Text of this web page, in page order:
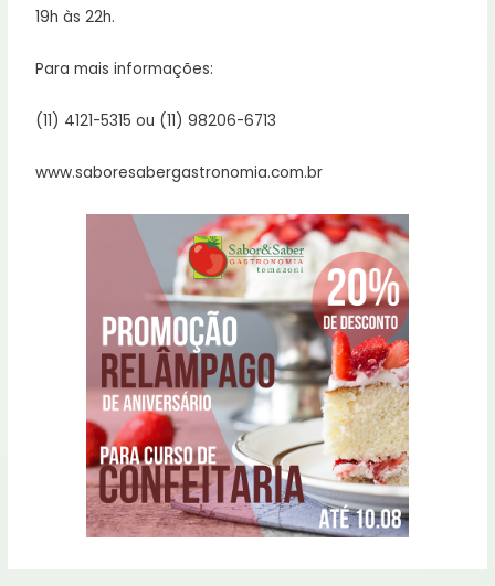
19h às 22h.
Para mais informações:
(11) 4121-5315 ou (11) 98206-6713 ⠀
www.saboresabergastronomia.com.br